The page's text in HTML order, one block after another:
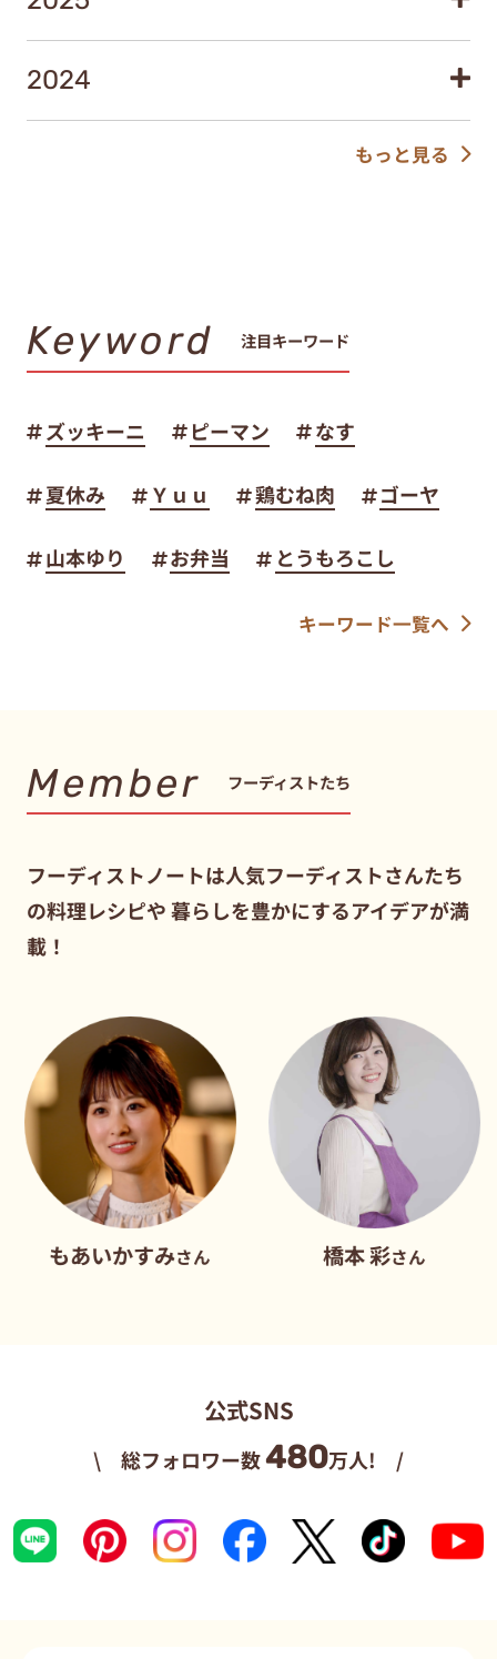
2024
もっと見る
Keyword 注目キーワード
ズッキーニ ピーマン なす
夏休み Ｙｕｕ 鶏むね肉 ゴーヤ
山本ゆり お弁当 とうもろこし
キーワード一覧へ
Member フーディストたち
フーディストノートは人気フーディストさんたち
の料理レシピや暮らしを豊かにするアイデアが満
載！
いかすみさん さん
公式SNS
\ 総フォロワー数480万人! /